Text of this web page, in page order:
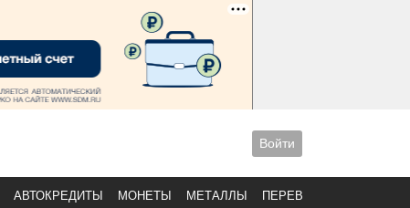
Войти
АВТОКРЕДИТЫ МОНЕТЫ МЕТАЛЛЫ ПЕРЕВОДЫ